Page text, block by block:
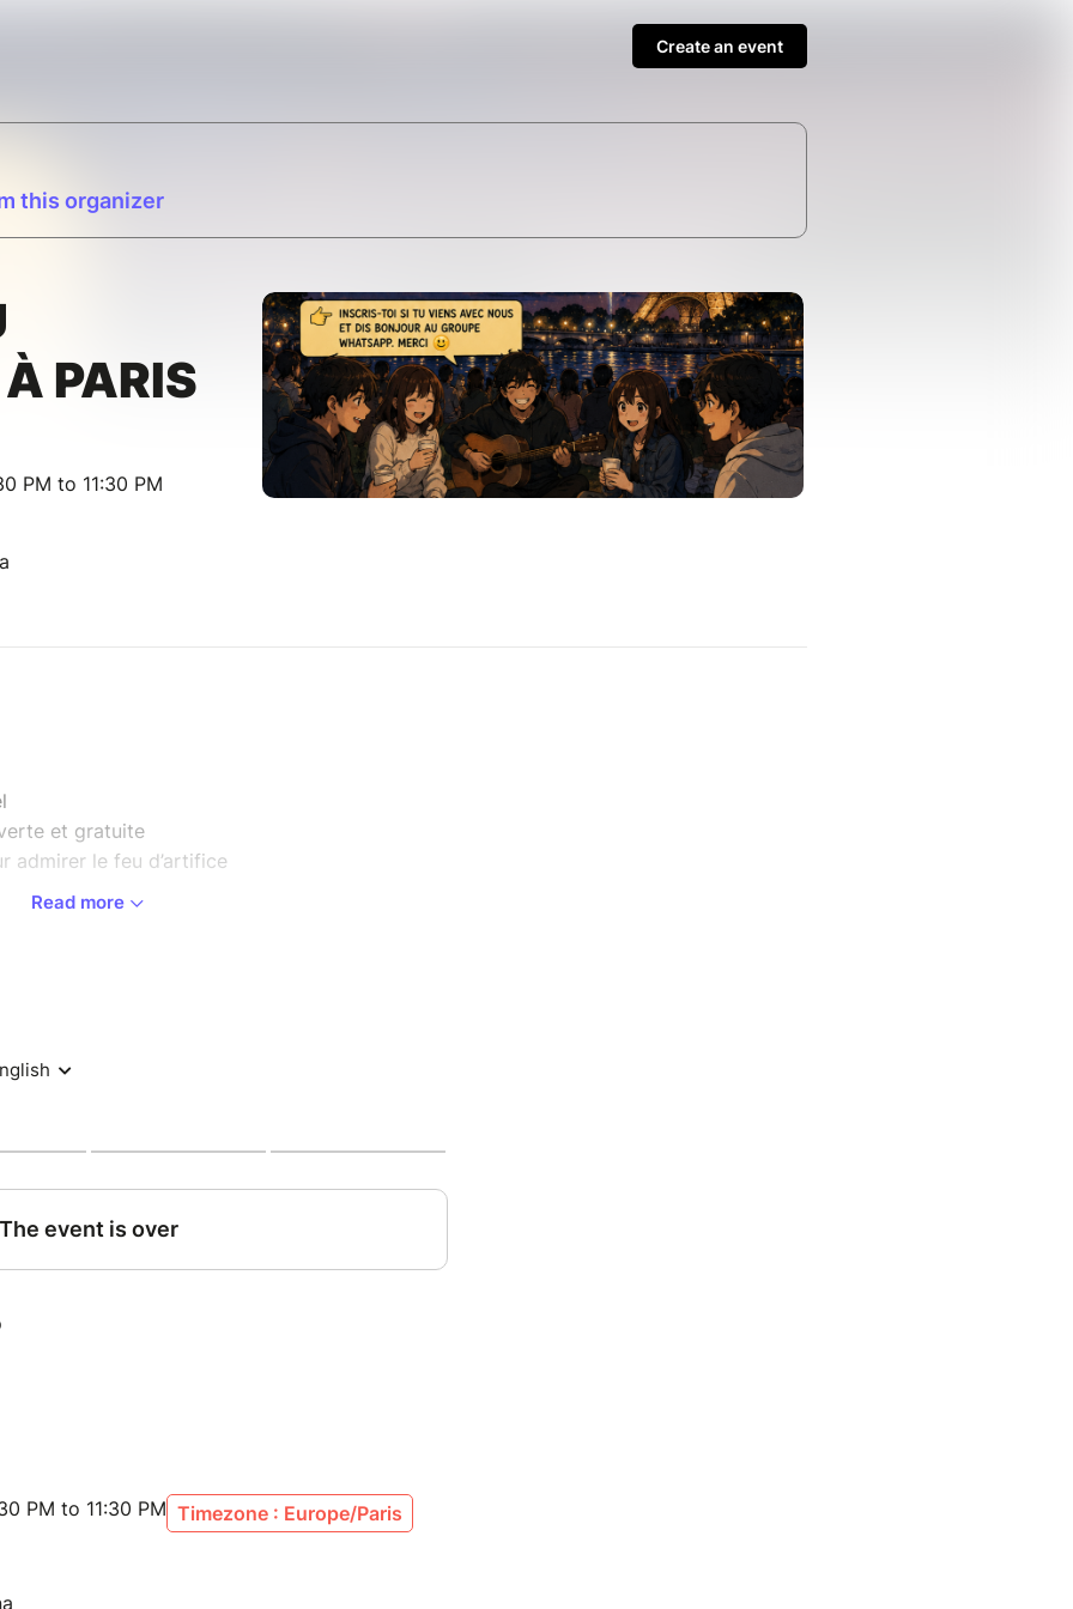
Create an event
this organizer
PARIS
PM to 11:30 PM
et gratuite
admirer le feu d’artifice
un bon emplacement et installation du
en attendant le spectacle
Read more
PM to 11:30 PM Timezone : Europe/Paris